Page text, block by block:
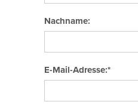
Nachname:
E-Mail-Adresse:*